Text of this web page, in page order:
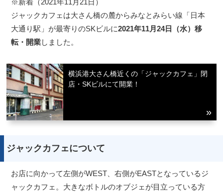
ジャックカフェは大さん橋の麓からみなとみらい線「日本
大通り駅」が最寄りのSKビルに2021年11月24日（水）移
転・開業しました。
横浜港大さん橋近くの「ジャックカフェ」閉
店・SKビルにて開業！
ジャックカフェについて
お店に向かって左側がWEST、右側がEASTとなっているジ
ャックカフェ。大きなボトルのオブジェが目立っている方